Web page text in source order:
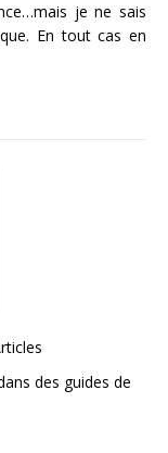
je ne sais
En tout cas en
des guides de